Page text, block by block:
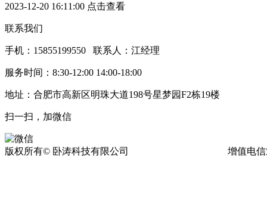
2023-12-20 16:11:00 点击查看
联系我们
手机：15855199550 联系人：江经理
服务时间：8:30-12:00 14:00-18:00
地址：合肥市高新区明珠大道198号星梦园F2栋19楼
扫一扫，加微信
版权所有© 卧涛科技有限公司 增值电